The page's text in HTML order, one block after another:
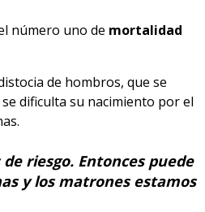
número uno de mortalidad
de hombros, que se
dificulta su nacimiento por el
riesgo. Entonces puede
y los matrones estamos